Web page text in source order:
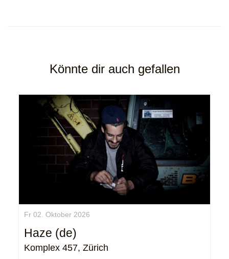
Könnte dir auch gefallen
Fr 02. Oktober 2026
Haze (de)
Komplex 457, Zürich